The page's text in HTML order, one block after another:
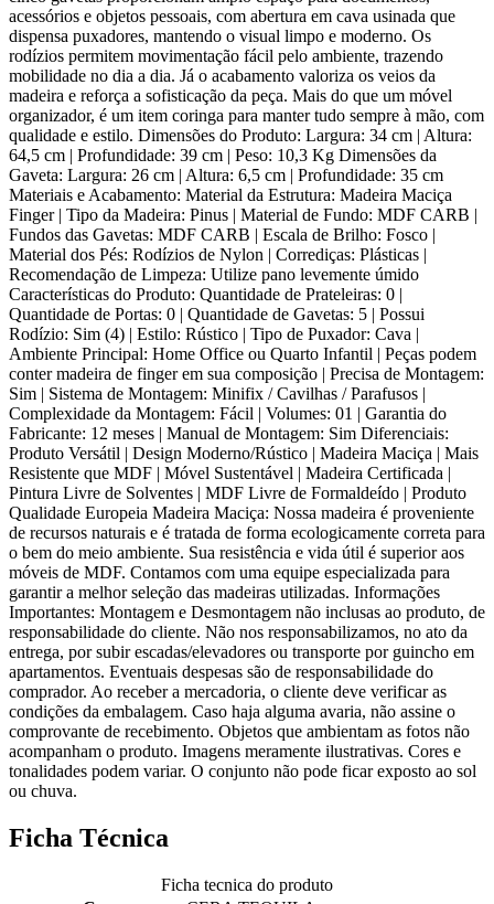
acessórios e objetos pessoais, com abertura em cava usinada que
dispensa puxadores, mantendo o visual limpo e moderno. Os
rodízios permitem movimentação fácil pelo ambiente, trazendo
mobilidade no dia a dia. Já o acabamento valoriza os veios da
madeira e reforça a sofisticação da peça. Mais do que um móvel
organizador, é um item coringa para manter tudo sempre à mão, com
qualidade e estilo. Dimensões do Produto: Largura: 34 cm | Altura:
64,5 cm | Profundidade: 39 cm | Peso: 10,3 Kg Dimensões da
Gaveta: Largura: 26 cm | Altura: 6,5 cm | Profundidade: 35 cm
Materiais e Acabamento: Material da Estrutura: Madeira Maciça
Finger | Tipo da Madeira: Pinus | Material de Fundo: MDF CARB |
Fundos das Gavetas: MDF CARB | Escala de Brilho: Fosco |
Material dos Pés: Rodízios de Nylon | Corrediças: Plásticas |
Recomendação de Limpeza: Utilize pano levemente úmido
Características do Produto: Quantidade de Prateleiras: 0 |
Quantidade de Portas: 0 | Quantidade de Gavetas: 5 | Possui
Rodízio: Sim (4) | Estilo: Rústico | Tipo de Puxador: Cava |
Ambiente Principal: Home Office ou Quarto Infantil | Peças podem
conter madeira de finger em sua composição | Precisa de Montagem:
Sim | Sistema de Montagem: Minifix / Cavilhas / Parafusos |
Complexidade da Montagem: Fácil | Volumes: 01 | Garantia do
Fabricante: 12 meses | Manual de Montagem: Sim Diferenciais:
Produto Versátil | Design Moderno/Rústico | Madeira Maciça | Mais
Resistente que MDF | Móvel Sustentável | Madeira Certificada |
Pintura Livre de Solventes | MDF Livre de Formaldeído | Produto
Qualidade Europeia Madeira Maciça: Nossa madeira é proveniente
de recursos naturais e é tratada de forma ecologicamente correta para
o bem do meio ambiente. Sua resistência e vida útil é superior aos
móveis de MDF. Contamos com uma equipe especializada para
garantir a melhor seleção das madeiras utilizadas. Informações
Importantes: Montagem e Desmontagem não inclusas ao produto, de
responsabilidade do cliente. Não nos responsabilizamos, no ato da
entrega, por subir escadas/elevadores ou transporte por guincho em
apartamentos. Eventuais despesas são de responsabilidade do
comprador. Ao receber a mercadoria, o cliente deve verificar as
condições da embalagem. Caso haja alguma avaria, não assine o
comprovante de recebimento. Objetos que ambientam as fotos não
acompanham o produto. Imagens meramente ilustrativas. Cores e
tonalidades podem variar. O conjunto não pode ficar exposto ao sol
ou chuva.
Ficha Técnica
Ficha tecnica do produto